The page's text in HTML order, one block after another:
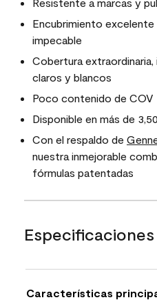
Resistente a marcas y
Encubrimiento excelente
impecable
Cobertura
claros y blancos
Poco contenido de COV
Disponible en más de
Con el respaldo de
nuestra inmejorable
fórmulas patentadas
Especificaciones
Características